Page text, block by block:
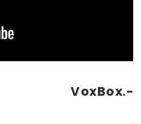
VoxBox.-